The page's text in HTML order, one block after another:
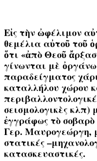
Εἰς τὴν ὠφέλιμον
θεμέλια αὐτοῦ τοῦ
ὅτι «ἀπὸ Θεοῦ
γίνωνται μὲ
παραδείγματος
καταλλήλου χώρου
σεισμολογικὲς κλπ)
ἐγγράφως τὸ σοβαρὸ
Γερ. Μαυρογεώργη,
στατικές
κατασκευαστικές.